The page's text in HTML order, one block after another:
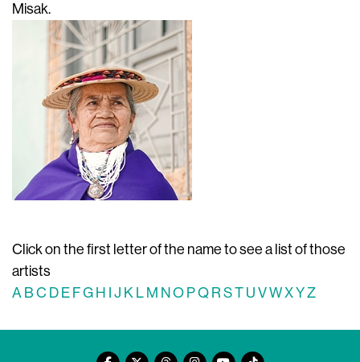
Misak.
Click on the first letter of the name to see a list of those
artists
A B C D E FG H J K L M N O PQ R ST U VWXYZ